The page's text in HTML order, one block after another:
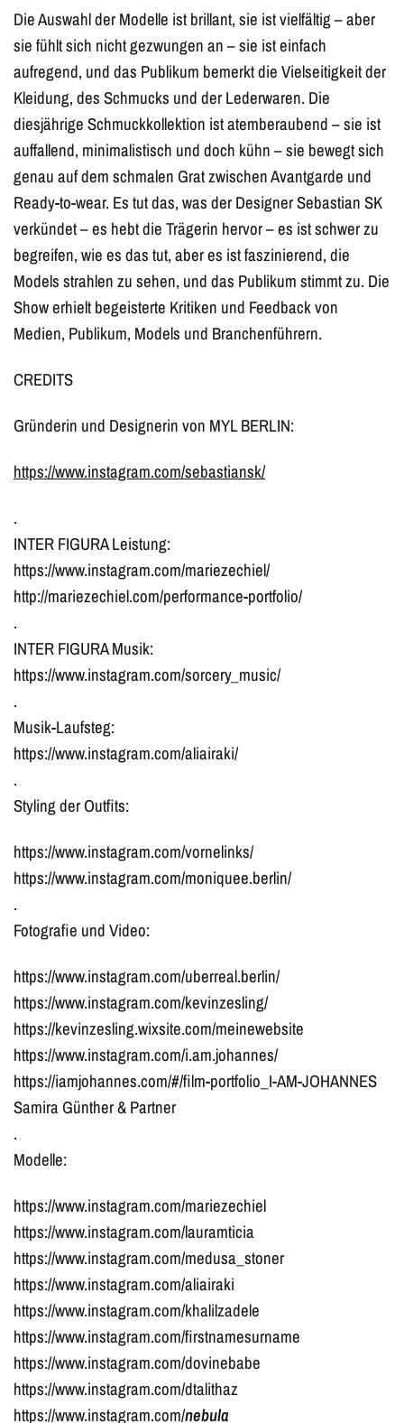
Die Auswahl der Modelle ist brillant, sie ist vielfältig – aber
sie fühlt sich nicht gezwungen an – sie ist einfach
aufregend, und das Publikum bemerkt die Vielseitigkeit der
Kleidung, des Schmucks und der Lederwaren. Die
diesjährige Schmuckkollektion ist atemberaubend – sie ist
auffallend, minimalistisch und doch kühn – sie bewegt sich
genau auf dem schmalen Grat zwischen Avantgarde und
Ready-to-wear. Es tut das, was der Designer Sebastian SK
verkündet – es hebt die Trägerin hervor – es ist schwer zu
begreifen, wie es das tut, aber es ist faszinierend, die
Models strahlen zu sehen, und das Publikum stimmt zu. Die
Show erhielt begeisterte Kritiken und Feedback von
Medien, Publikum, Models und Branchenführern.
CREDITS
Gründerin und Designerin von MYL BERLIN:
https://www.instagram.com/sebastiansk/
.
INTER FIGURA Leistung:
https://www.instagram.com/mariezechiel/
http://mariezechiel.com/performance-portfolio/
.
INTER FIGURA Musik:
https://www.instagram.com/sorcery_music/
.
Musik-Laufsteg:
https://www.instagram.com/aliairaki/
.
Styling der Outfits:
https://www.instagram.com/vornelinks/
https://www.instagram.com/moniquee.berlin/
.
Fotografie und Video:
https://www.instagram.com/uberreal.berlin/
https://www.instagram.com/kevinzesling/
https://kevinzesling.wixsite.com/meinewebsite
https://www.instagram.com/i.am.johannes/
https://iamjohannes.com/#/film-portfolio_I-AM-JOHANNES
Samira Günther & Partner
.
Modelle:
https://www.instagram.com/mariezechiel
https://www.instagram.com/lauramticia
https://www.instagram.com/medusa_stoner
https://www.instagram.com/aliairaki
https://www.instagram.com/khalilzadele
https://www.instagram.com/firstnamesurname
https://www.instagram.com/dovinebabe
https://www.instagram.com/dtalithaz
https://www.instagram.com/nebula